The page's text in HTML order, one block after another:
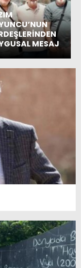
MESAJ